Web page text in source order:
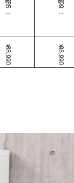
￥88,990 ￥96,990